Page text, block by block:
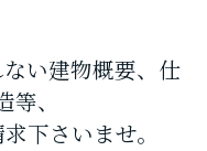
い建物概要、仕
、
下さいませ。